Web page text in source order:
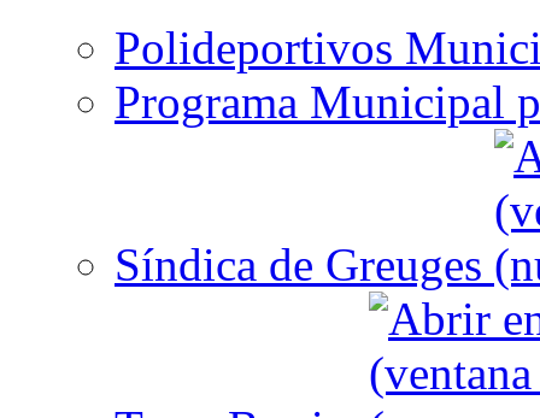
Polideportivos
Programa Municipal
Síndica de Greuges